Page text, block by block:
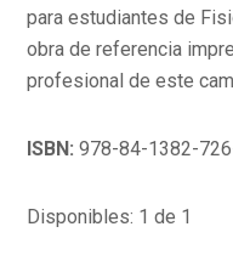
para estudiantes de
obra de referencia
profesional de este
ISBN: 978-84-1382-
Disponibles: 1 de 1